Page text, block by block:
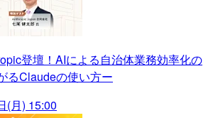
登壇！AIによる自治体業務効率化の
るClaudeの使い方ー
(月) 15:00